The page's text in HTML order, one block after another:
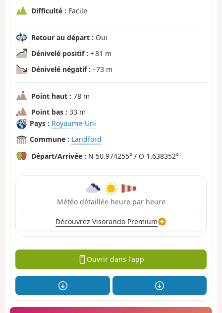
Difficulté : Facile
Retour au départ : Oui
Dénivelé positif : + 81 m
Dénivelé négatif : - 73 m
Point haut : 78 m
Point bas : 33 m
Pays : Royaume-Uni
Commune : Landford
Départ/Arrivée : N 50.974255° / O 1.638352°
Météo détaillée heure par heure
Découvrez Visorando Premium
Ouvrir dans l'app